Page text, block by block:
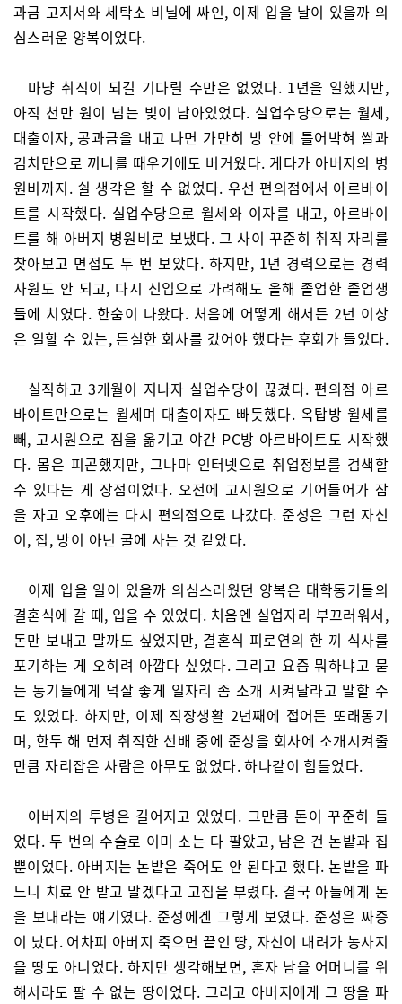
과금 고지서와 세탁소 비닐에 싸인, 이제 입을 날이 있을까 의
심스러운 양복이었다.
마냥 취직이 되길 기다릴 수만은 없었다. 1년을 일했지만,
아직 천만 원이 넘는 빚이 남아있었다. 실업수당으로는 월세,
대출이자, 공과금을 내고 나면 가만히 방 안에 틀어박혀 쌀과
김치만으로 끼니를 때우기에도 버거웠다. 게다가 아버지의 병
원비까지. 쉴 생각은 할 수 없었다. 우선 편의점에서 아르바이
트를 시작했다. 실업수당으로 월세와 이자를 내고, 아르바이
트를 해 아버지 병원비로 보냈다. 그 사이 꾸준히 취직 자리를
찾아보고 면접도 두 번 보았다. 하지만, 1년 경력으로는 경력
사원도 안 되고, 다시 신입으로 가려해도 올해 졸업한 졸업생
들에 치였다. 한숨이 나왔다. 처음에 어떻게 해서든 2년 이상
은 일할 수 있는, 튼실한 회사를 갔어야 했다는 후회가 들었다.
실직하고 3개월이 지나자 실업수당이 끊겼다. 편의점 아르
바이트만으로는 월세며 대출이자도 빠듯했다. 옥탑방 월세를
빼, 고시원으로 짐을 옮기고 야간 PC방 아르바이트도 시작했
다. 몸은 피곤했지만, 그나마 인터넷으로 취업정보를 검색할
수 있다는 게 장점이었다. 오전에 고시원으로 기어들어가 잠
을 자고 오후에는 다시 편의점으로 나갔다. 준성은 그런 자신
이, 집, 방이 아닌 굴에 사는 것 같았다.
이제 입을 일이 있을까 의심스러웠던 양복은 대학동기들의
결혼식에 갈 때, 입을 수 있었다. 처음엔 실업자라 부끄러워서,
돈만 보내고 말까도 싶었지만, 결혼식 피로연의 한 끼 식사를
포기하는 게 오히려 아깝다 싶었다. 그리고 요즘 뭐하냐고 묻
는 동기들에게 넉살 좋게 일자리 좀 소개 시켜달라고 말할 수
도 있었다. 하지만, 이제 직장생활 2년째에 접어든 또래동기
며, 한두 해 먼저 취직한 선배 중에 준성을 회사에 소개시켜줄
만큼 자리잡은 사람은 아무도 없었다. 하나같이 힘들었다.
아버지의 투병은 길어지고 있었다. 그만큼 돈이 꾸준히 들
었다. 두 번의 수술로 이미 소는 다 팔았고, 남은 건 논밭과 집
뿐이었다. 아버지는 논밭은 죽어도 안 된다고 했다. 논밭을 파
느니 치료 안 받고 말겠다고 고집을 부렸다. 결국 아들에게 돈
을 보내라는 얘기였다. 준성에겐 그렇게 보였다. 준성은 짜증
이 났다. 어차피 아버지 죽으면 끝인 땅, 자신이 내려가 농사지
을 땅도 아니었다. 하지만 생각해보면, 혼자 남을 어머니를 위
해서라도 팔 수 없는 땅이었다. 그리고 아버지에게 그 땅을 파